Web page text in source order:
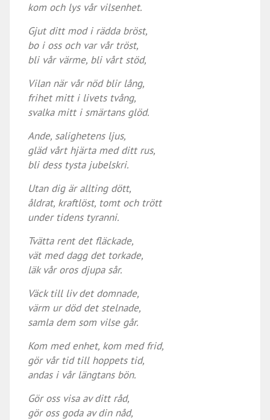
kom och lys vår vilsenhet.
Gjut ditt mod i rädda bröst,
bo i oss och var vår tröst,
bli vår värme, bli vårt stöd,
Vilan när vår nöd blir lång,
frihet mitt i livets tvång,
svalka mitt i smärtans glöd.
Ande, salighetens ljus,
gläd vårt hjärta med ditt rus,
bli dess tysta jubelskri.
Utan dig är allting dött,
åldrat, kraftlöst, tomt och trött
under tidens tyranni.
Tvätta rent det fläckade,
vät med dagg det torkade,
läk vår oros djupa sår.
Väck till liv det domnade,
värm ur död det stelnade,
samla dem som vilse går.
Kom med enhet, kom med frid,
gör vår tid till hoppets tid,
andas i vår längtans bön.
Gör oss visa av ditt råd,
gör oss goda av din nåd,